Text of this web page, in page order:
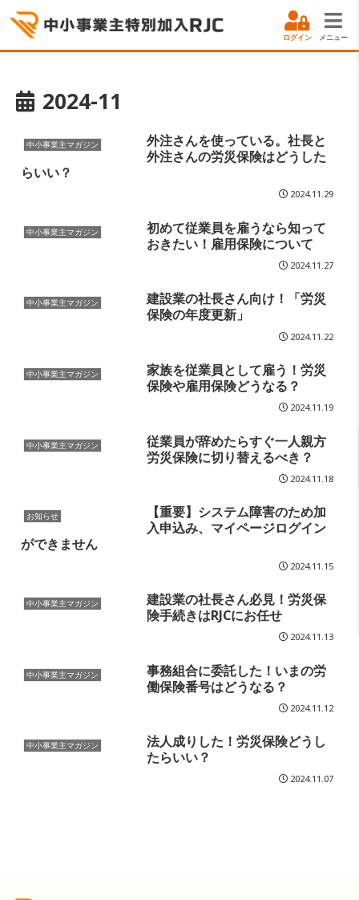
ログイン メニュー
2024-11
中小事業主マガジン
外注さんを使っている。社長と
外注さんの労災保険はどうした
らいい？
2024.11.29
中小事業主マガジン
初めて従業員を雇うなら知って
おきたい！雇用保険について
2024.11.27
中小事業主マガジン
建設業の社長さん向け！「労災
保険の年度更新」
2024.11.22
中小事業主マガジン
家族を従業員として雇う！労災
保険や雇用保険どうなる？
2024.11.19
中小事業主マガジン
従業員が辞めたらすぐ一人親方
労災保険に切り替えるべき？
2024.11.18
お知らせ
【重要】システム障害のため加
入申込み、マイページログイン
ができません
2024.11.15
中小事業主マガジン
建設業の社長さん必見！労災保
険手続きはRJCにお任せ
2024.11.13
中小事業主マガジン
事務組合に委託した！いまの労
働保険番号はどうなる？
2024.11.12
中小事業主マガジン
法人成りした！労災保険どうし
たらいい？
2024.11.07